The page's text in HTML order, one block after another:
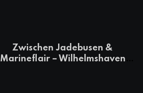
Zwischen Jadebusen &
Marineflair – Wilhelmshaven